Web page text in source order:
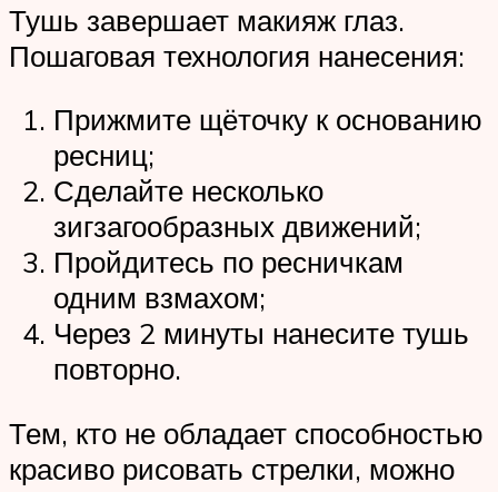
Тушь завершает макияж глаз.
Пошаговая технология нанесения:
Прижмите щёточку к основанию
ресниц;
Сделайте несколько
зигзагообразных движений;
Пройдитесь по ресничкам
одним взмахом;
Через 2 минуты нанесите тушь
повторно.
Тем, кто не обладает способностью
красиво рисовать стрелки, можно